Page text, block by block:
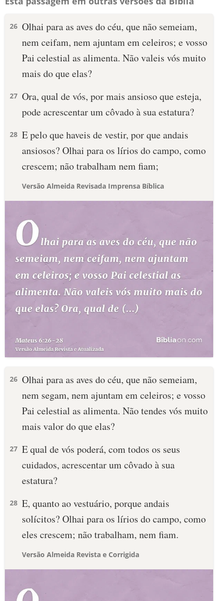
26 Olhai para as aves do céu, que não semeiam,
nem ceifam, nem ajuntam em celeiros; e vosso
Pai celestial as alimenta. Não valeis vós muito
mais do que elas?
27 Ora, qual de vós, por mais ansioso que esteja,
pode acrescentar um côvado à sua estatura?
28 E pelo que haveis de vestir, por que andais
ansiosos? Olhai para os lírios do campo, como
crescem; não trabalham nem fiam;
Versão Almeida Revisada Imprensa Bíblica
26 Olhai para as aves do céu, que não semeiam,
nem segam, nem ajuntam em celeiros; e vosso
Pai celestial as alimenta. Não tendes vós muito
mais valor do que elas?
27 E qual de vós poderá, com todos os seus
cuidados, acrescentar um côvado à sua
estatura?
28 E, quanto ao vestuário, porque andais
solícitos? Olhai para os lírios do campo, como
eles crescem; não trabalham, nem fiam.
Versão Almeida Revista e Corrigida